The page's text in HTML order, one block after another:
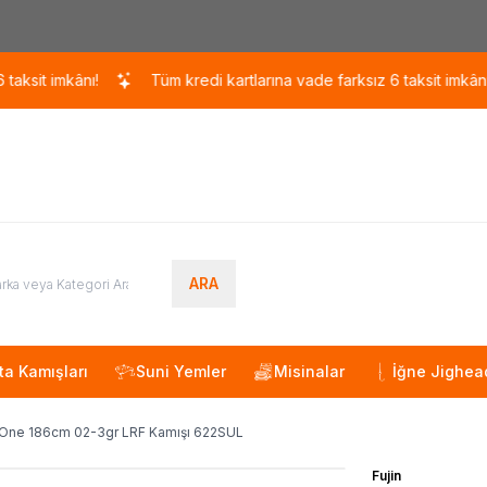
Tüm kredi kartlarına vade farksız 6 taksit imkânı!
ARA
Kamışları Suni Yemler Misinalar İğne
186cm 02-3gr LRF Kamışı 622SUL
Fujin